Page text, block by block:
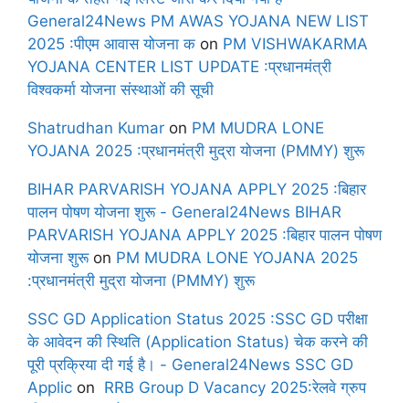
General24News PM AWAS YOJANA NEW LIST
2025 :पीएम आवास योजना क on PM VISHWAKARMA
YOJANA CENTER LIST UPDATE :प्रधानमंत्री
विश्वकर्मा योजना संस्थाओं की सूची
Shatrudhan Kumar on PM MUDRA LONE
YOJANA 2025 :प्रधानमंत्री मुद्रा योजना (PMMY) शुरू
BIHAR PARVARISH YOJANA APPLY 2025 :बिहार
पालन पोषण योजना शुरू - General24News BIHAR
PARVARISH YOJANA APPLY 2025 :बिहार पालन पोषण
योजना शुरूon PM MUDRA LONE YOJANA 2025
:प्रधानमंत्री मुद्रा योजना (PMMY) शुरू
SSC GD Application Status 2025 :SSC GD परीक्षा
के आवेदन की स्थिति (Application Status) चेक करने की
पूरी प्रक्रिया दी गई है। - General24News SSC GD
Applic on RRB Group D Vacancy 2025:रेलवे ग्रुप